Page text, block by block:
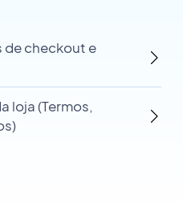
de checkout e
loja (Termos,